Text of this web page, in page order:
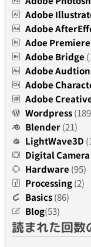
Adobe
Adobe
Adoe Premiere
Adobe Bridge
Adobe Audtion
Adobe
Adobe
Wordpress
Blender(21)
LightWave3D
Digital Camera
Hardware (95)
Processing(2)
Basics(86)
Blog(53)
読まれた回数